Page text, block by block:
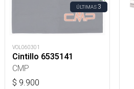
ÚLTIMAS3
VOL060301
Cintillo 6535141
CMP
$ 9.900